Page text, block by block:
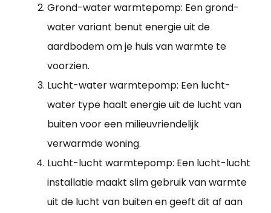
Grond-water warmtepomp: Een grond-
water variant benut energie uit de
aardbodem om je huis van warmte te
voorzien.
Lucht-water warmtepomp: Een lucht-
water type haalt energie uit de lucht van
buiten voor een milieuvriendelijk
verwarmde woning.
Lucht-lucht warmtepomp: Een lucht-lucht
installatie maakt slim gebruik van warmte
uit de lucht van buiten en geeft dit af aan